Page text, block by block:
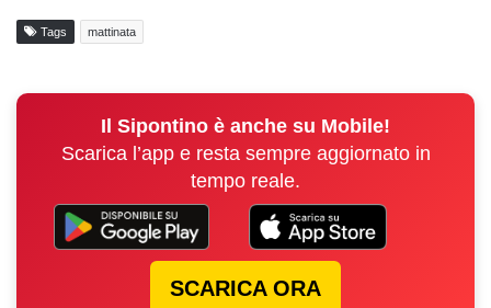
Tags mattinata
Il Sipontino è anche su Mobile!
Scarica l’app e resta sempre aggiornato in
tempo reale.
SCARICA ORA